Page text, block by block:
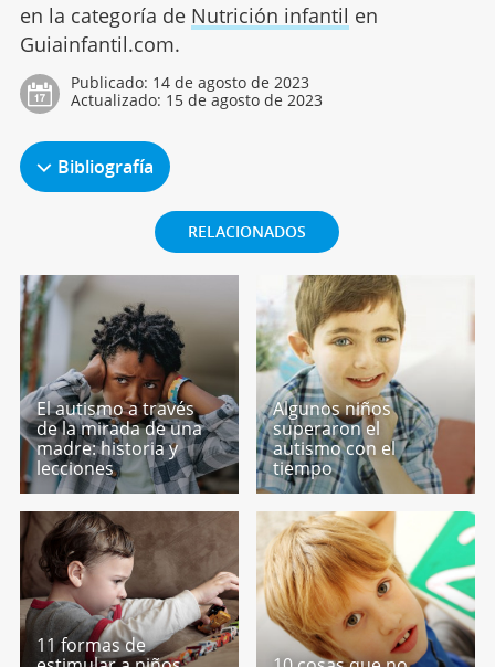
en la categoría de Nutrición infantil en
Guiainfantil.com.
Publicado: 14 de agosto de 2023
Actualizado: 15 de agosto de 2023
Bibliografía
RELACIONADOS
El autismo a través
de la mirada de una
madre: historia y
lecciones
Algunos niños
superaron el
autismo con el
tiempo
11 formas de